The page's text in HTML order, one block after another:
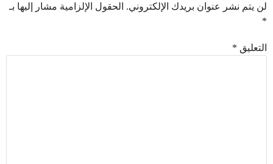
لن يتم نشر عنوان بريدك الإلكتروني. الحقول الإلزامية مشار إليها بـ
*
التعليق *